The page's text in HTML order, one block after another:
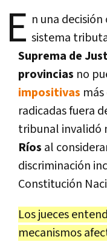
E n una
sistema
Suprema de
provincias no
impositivas
radicadas fuera
tribunal invalidó
Ríos al
discriminación
Constitución
Los jueces
mecanismos